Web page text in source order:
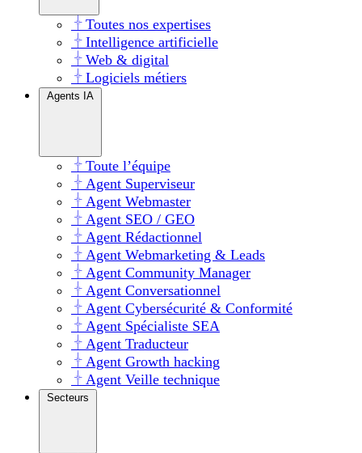
Toutes nos expertises
Intelligence artificielle
Web & digital
Logiciels métiers
Agents IA
Toute l’équipe
Agent Superviseur
Agent Webmaster
Agent SEO / GEO
Agent Rédactionnel
Agent Webmarketing & Leads
Agent Community Manager
Agent Conversationnel
Agent Cybersécurité & Conformité
Agent Spécialiste SEA
Agent Traducteur
Agent Growth hacking
Agent Veille technique
Secteurs